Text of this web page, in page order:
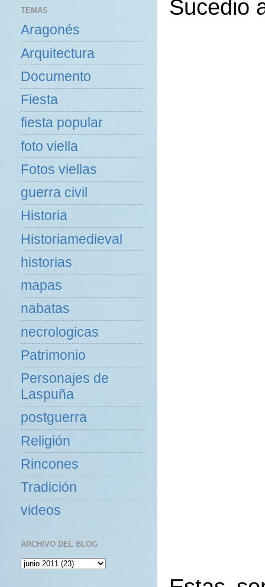
Sucedio
TEMAS
Aragonés
Arquitectura
Documento
Fiesta
fiesta popular
foto viella
Fotos viellas
guerra civil
Historia
Historiamedieval
historias
mapas
nabatas
necrologicas
Patrimonio
Personajes de
Laspuña
postguerra
Religión
Rincones
Tradición
videos
ARCHIVO DEL BLOG